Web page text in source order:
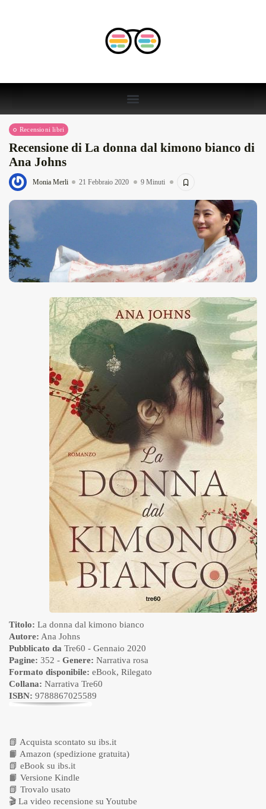
Recensioni libri
Recensione di La donna dal kimono bianco di
Ana Johns
Monia Merli 21 Febbraio 2020 9 Minuti
Titolo: La donna dal kimono bianco
Autore: Ana Johns
Pubblicato da Tre60 - Gennaio 2020
Pagine: 352 - Genere: Narrativa rosa
Formato disponibile: eBook, Rilegato
Collana: Narrativa Tre60
ISBN: 9788867025589
📗 Acquista scontato su ibs.it
📙 Amazon (spedizione gratuita)
📗 eBook su ibs.it
📙 Versione Kindle
📗 Trovalo usato
🎬 La video recensione su Youtube